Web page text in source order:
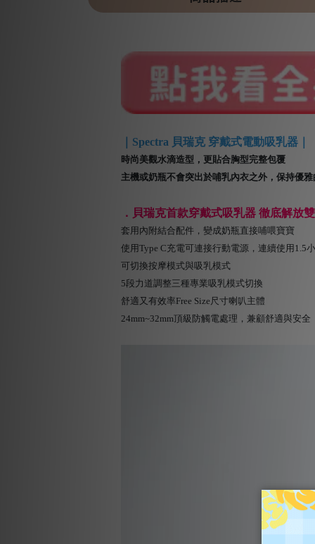
｜Spectra 貝瑞克 穿戴式電動吸乳器｜
時尚美觀水滴造型，更貼合胸型完整包覆
主機或奶瓶不會突出於哺乳內衣之外，保持優
．貝瑞克首款穿戴式吸乳器 徹底解放
套用內附結合配件，變成奶瓶直接哺喂寶寶
使用Type C充電可連接行動電源，連續使用1.5
可切換按摩模式與吸乳模式
5段力道調整三種專業吸乳模式切換
舒適又有效率Free Size尺寸喇叭主體
24mm~32mm頂級防觸電處理，兼顧舒適與安全